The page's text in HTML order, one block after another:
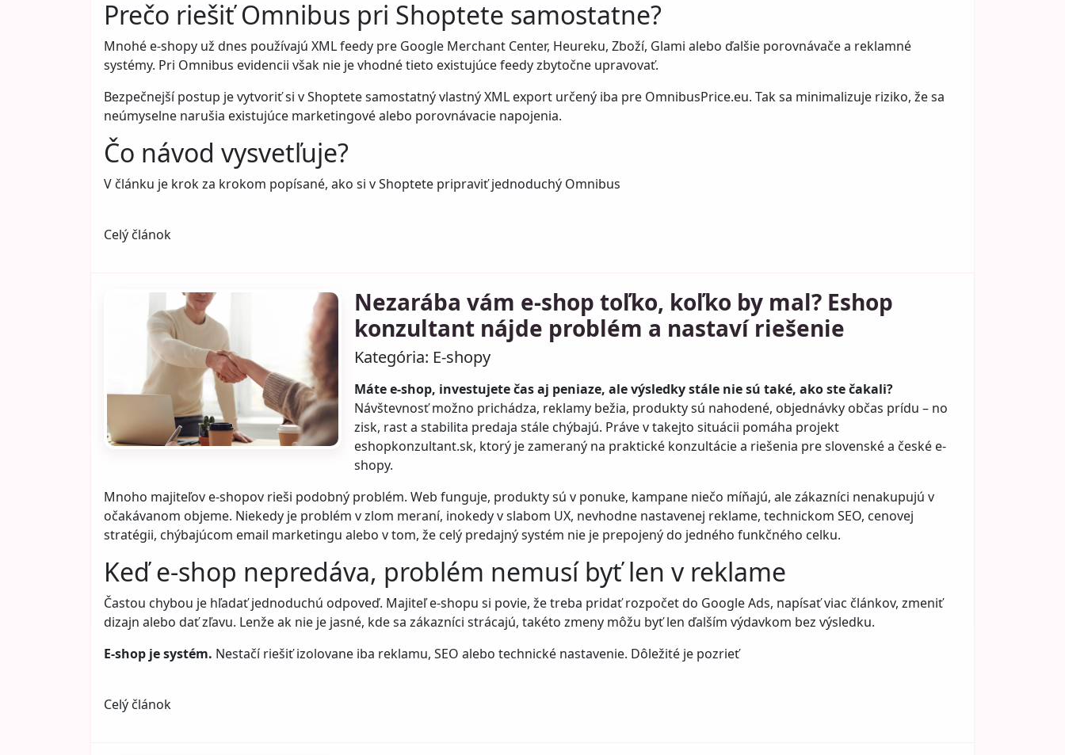
Prečo riešiť Omnibus pri Shoptete samostatne?
Mnohé e-shopy už dnes používajú XML feedy pre Google Merchant Center, Heureku, Zboží, Glami alebo ďalšie porovnávače a reklamné
systémy. Pri Omnibus evidencii však nie je vhodné tieto existujúce feedy zbytočne upravovať.
Bezpečnejší postup je vytvoriť si v Shoptete samostatný vlastný XML export určený iba pre OmnibusPrice.eu. Tak sa minimalizuje riziko, že sa
neúmyselne narušia existujúce marketingové alebo porovnávacie napojenia.
Čo návod vysvetľuje?
V článku je krok za krokom popísané, ako si v Shoptete pripraviť jednoduchý Omnibus
Celý článok
Nezarába vám e-shop toľko, koľko by mal? Eshop
konzultant nájde problém a nastaví riešenie
Kategória: E-shopy
Máte e-shop, investujete čas aj peniaze, ale výsledky stále nie sú také, ako ste čakali?
Návštevnosť možno prichádza, reklamy bežia, produkty sú nahodené, objednávky občas prídu – no
zisk, rast a stabilita predaja stále chýbajú. Práve v takejto situácii pomáha projekt
eshopkonzultant.sk, ktorý je zameraný na praktické konzultácie a riešenia pre slovenské a české e-
shopy.
Mnoho majiteľov e-shopov rieši podobný problém. Web funguje, produkty sú v ponuke, kampane niečo míňajú, ale zákazníci nenakupujú v
očakávanom objeme. Niekedy je problém v zlom meraní, inokedy v slabom UX, nevhodne nastavenej reklame, technickom SEO, cenovej
stratégii, chýbajúcom email marketingu alebo v tom, že celý predajný systém nie je prepojený do jedného funkčného celku.
Keď e-shop nepredáva, problém nemusí byť len v reklame
Častou chybou je hľadať jednoduchú odpoveď. Majiteľ e-shopu si povie, že treba pridať rozpočet do Google Ads, napísať viac článkov, zmeniť
dizajn alebo dať zľavu. Lenže ak nie je jasné, kde sa zákazníci strácajú, takéto zmeny môžu byť len ďalším výdavkom bez výsledku.
E-shop je systém. Nestačí riešiť izolovane iba reklamu, SEO alebo technické nastavenie. Dôležité je pozrieť
Celý článok